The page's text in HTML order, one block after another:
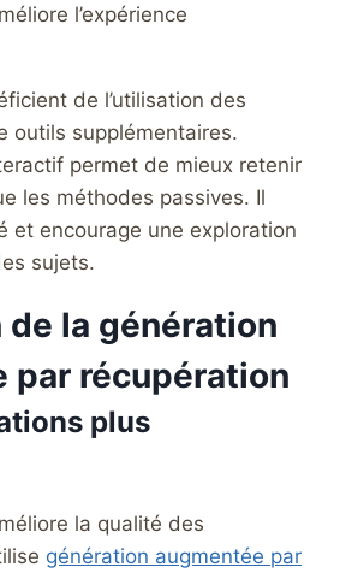
l’expérience
de l’utilisation des
outils supplémentaires.
permet de mieux retenir
les méthodes passives. Il
et encourage une exploration
sujets.
la génération
par récupération
plus
la qualité des
génération augmentée par